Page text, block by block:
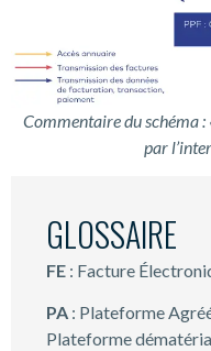
Commentaire du schéma :
par
GLOSSAIRE
FE : Facture
PA : Plateforme
Plateforme